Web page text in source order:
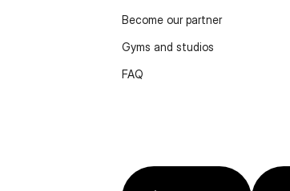
Become our partner
Gyms and studios
FAQ